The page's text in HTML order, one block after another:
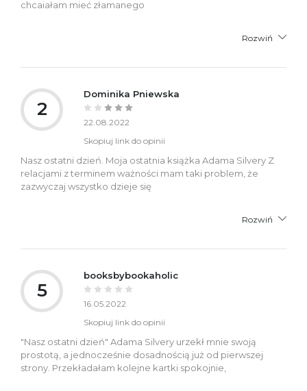
chcaiałam mieć złamanego
Rozwiń
2
Dominika Pniewska
22.08.2022
Skopiuj link do opinii
Nasz ostatni dzień. Moja ostatnia książka Adama Silvery Z
relacjami z terminem ważności mam taki problem, że
zazwyczaj wszystko dzieje się
Rozwiń
5
booksbybookaholic
16.05.2022
Skopiuj link do opinii
"Nasz ostatni dzień" Adama Silvery urzekł mnie swoją
prostotą, a jednocześnie dosadnością już od pierwszej
strony. Przekładałam kolejne kartki spokojnie,